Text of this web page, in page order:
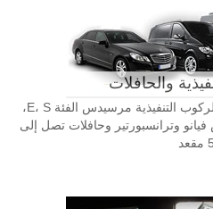
والحافلات
ضمن أسطول الشركة سيارات الركوب التنفيذية مرسيدس الفئة E، S،
وترانسبورتير وحافلات تصل إلى